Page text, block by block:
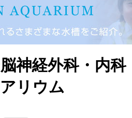
神経外科・内科
リウム